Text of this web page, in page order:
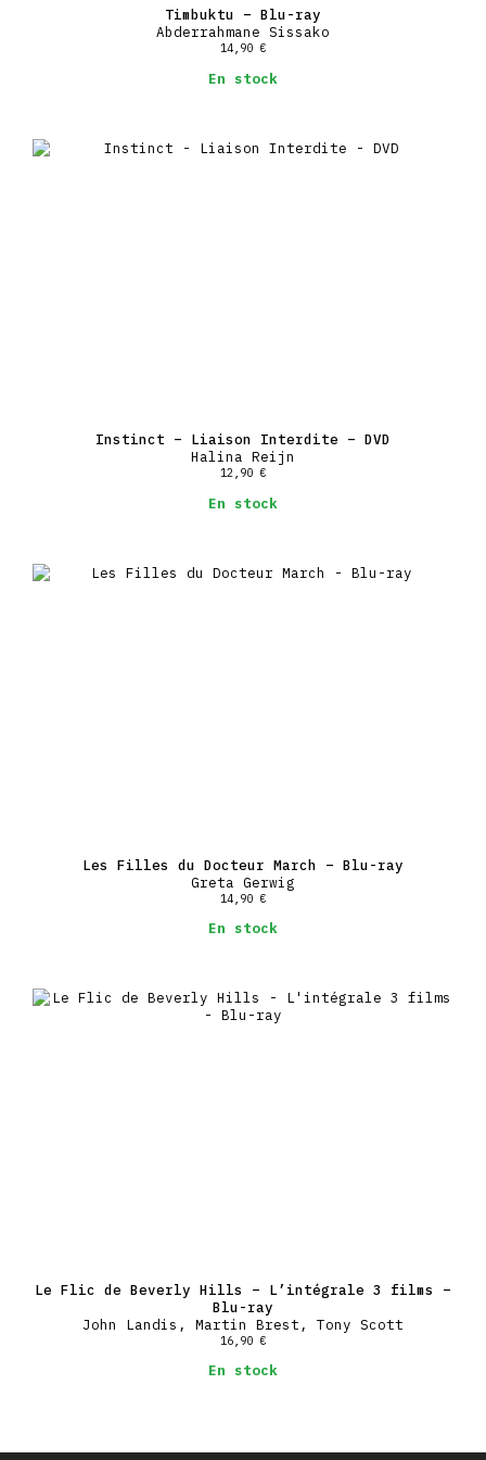
Timbuktu – Blu-ray
Abderrahmane Sissako
14,90 €
En stock
Instinct – Liaison Interdite – DVD
Halina Reijn
12,90 €
En stock
Les Filles du Docteur March – Blu-ray
Greta Gerwig
14,90 €
En stock
Le Flic de Beverly Hills – L’intégrale 3 films –
Blu-ray
John Landis, Martin Brest, Tony Scott
16,90 €
En stock